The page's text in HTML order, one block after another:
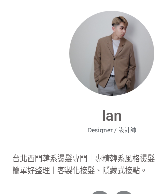
Ian
Designer / 設計師
台北西門韓系燙髮專門｜專精韓系風格燙髮
簡單好整理
客製化接髮、隱藏式接點。